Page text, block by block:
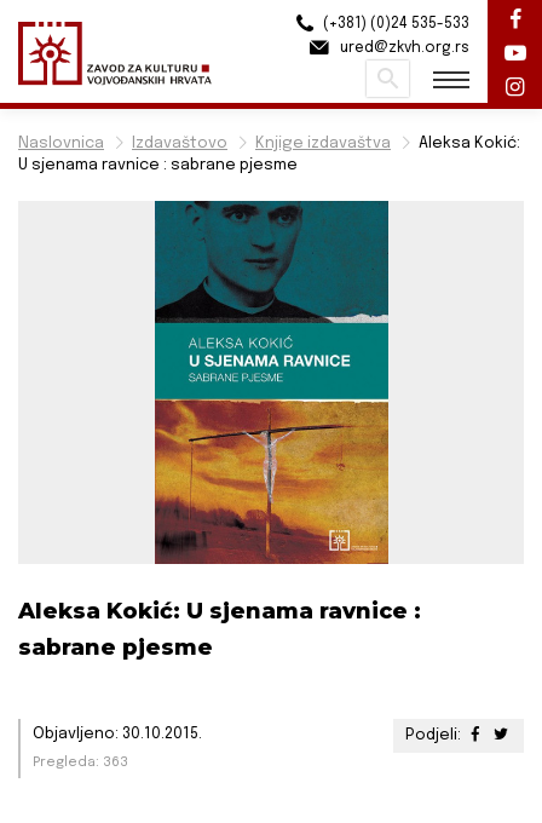
Naslovnica Izdavaštovo Knjige izdavaštva
Aleksa Kokić:
U sjenama ravnice : sabrane pjesme
Aleksa Kokić: U sjenama ravnice :
sabrane pjesme
Podjeli:
Objavljeno: 30.10.2015.
Pregleda: 363
(+381) (0)24 535-533
ured@zkvh.org.rs
Pretraži